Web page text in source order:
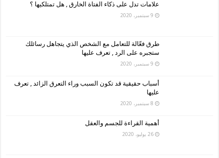
علامات تدل على ذكاء الفتاة الخارق , هل تمتلكيها ؟
9 سبتمبر، 2020
طرق فعّالة للتعامل مع الشخص الذي يتجاهل رسائلك
ستجبره على الرد , تعرف عليها
9 سبتمبر، 2020
أسباب حقيقية قد تكون السبب وراء التعرق الزائد , تعرف
عليها
8 سبتمبر، 2020
أهمية القراءة للجسم والعقل
26 يوليو، 2020